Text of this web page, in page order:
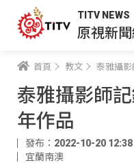
TITV NEWS
原視新
首頁 教文 泰雅攝影
泰雅攝影師
年作品
發布：2022-10-20 12:38
宜蘭南澳